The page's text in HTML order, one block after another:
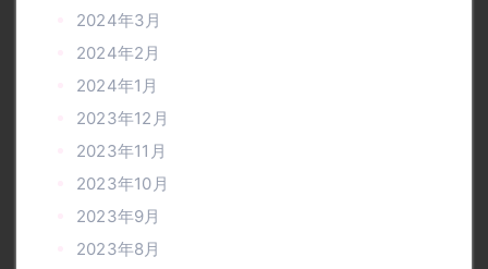
2024年3月
2024年2月
2024年1月
2023年12月
2023年11月
2023年10月
2023年9月
2023年8月